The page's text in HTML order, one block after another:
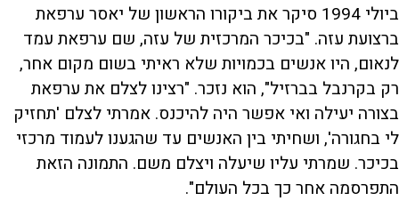
ביולי 1994 סיקר את ביקורו הראשון של יאסר ערפאת
ברצועת עזה. "בכיכר המרכזית של עזה, שם ערפאת עמד
לנאום, היו אנשים בכמויות שלא ראיתי בשום מקום אחר,
רק בקרנבל בברזיל", הוא נזכר. "רצינו לצלם את ערפאת
בצורה יעילה ואי אפשר היה להיכנס. אמרתי לצלם 'תחזיק
לי בחגורה', ושחיתי בין האנשים עד שהגענו לעמוד מרכזי
בכיכר. שמרתי עליו שיעלה ויצלם משם. התמונה הזאת
התפרסמה אחר כך בכל העולם".